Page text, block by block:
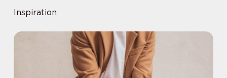
Inspiration